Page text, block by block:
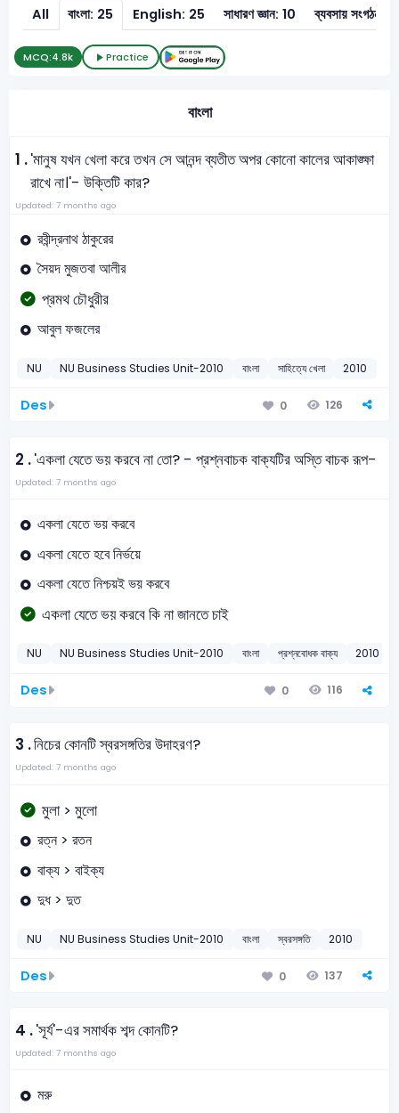
All বাংলা: 25 English: 25 সাধারণ জ্ঞান: 10 ব্যবসায় সংগঠন ও
MCQ:4.8k Practice
বাংলা
1 .'মানুষ যখন খেলা করে তখন সে আনন্দ ব্যতীত অপর কোনো কালের আকাঙ্ক্ষা
রাখে না।'- উক্তিটি কার?
Updated: 7 months ago
রবীন্দ্রনাথ ঠাকুরের
সৈয়দ মুজতবা আলীর
প্রমথ চৌধুরীর
আবুল ফজলের
NU NU Business Studies Unit-2010 বাংলা সাহিত্যে খেলা 2010
Des 0 126
2 .'একলা যেতে ভয় করবে না তো? - প্রশ্নবাচক বাক্যটির অস্তি বাচক রূপ-
Updated: 7 months ago
একলা যেতে ভয় করবে
একলা যেতে হবে নির্ভয়ে
একলা যেতে নিশ্চয়ই ভয় করবে
একলা যেতে ভয় করবে কি না জানতে চাই
NU NU Business Studies Unit-2010 বাংলা প্রশ্নবোধক বাক্য 2010
Des 0 116
3 .নিচের কোনটি স্বরসঙ্গতির উদাহরণ?
Updated: 7 months ago
মুলা > মুলো
রত্ন > রতন
বাক্য > বাইক্য
দুধ > দুত
NU NU Business Studies Unit-2010 বাংলা স্বরসঙ্গতি 2010
Des 0 137
4 .'সূর্য'-এর সমার্থক শব্দ কোনটি?
Updated: 7 months ago
মরু